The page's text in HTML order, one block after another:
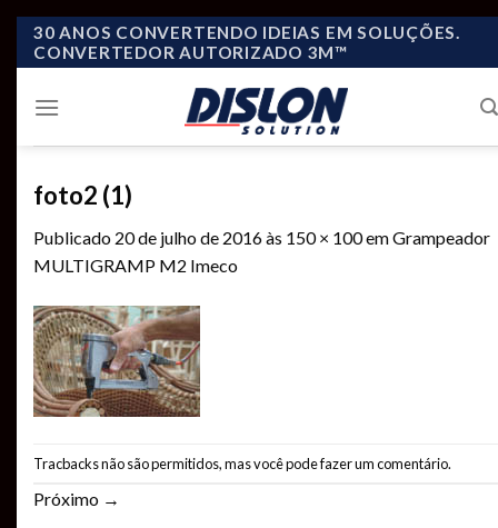
Skip
30 ANOS CONVERTENDO IDEIAS EM SOLUÇÕES.
CONVERTEDOR AUTORIZADO 3M™
foto2 (1)
Publicado 20 de julho de 2016às 150 × 100emGrampeador
MULTIGRAMP M2 Imeco
Tracbacks não são permitidos, mas você podefazer um comentário.
Próximo →